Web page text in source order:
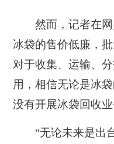
然而，记者在网
冰袋的售价低廉，
对于收集、运输、
用，相信无论是冰
没有开展冰袋回收业
“无论未来是出台